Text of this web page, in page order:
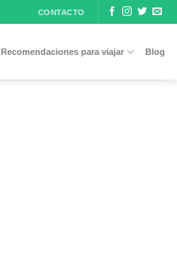
CONTACTO
Recomendaciones para viajar Blog